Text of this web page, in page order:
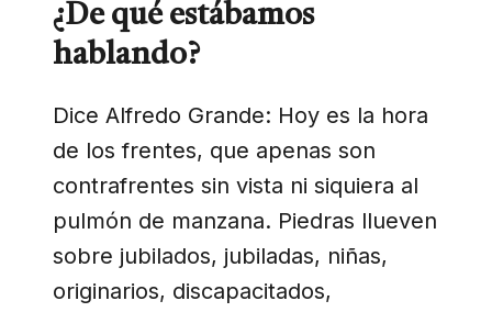
¿De qué estábamos
hablando?
Dice Alfredo Grande: Hoy es la hora
de los frentes, que apenas son
contrafrentes sin vista ni siquiera al
pulmón de manzana. Piedras llueven
sobre jubilados, jubiladas, niñas,
originarios, discapacitados,